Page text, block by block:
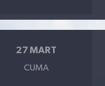
27 MART
CUMA